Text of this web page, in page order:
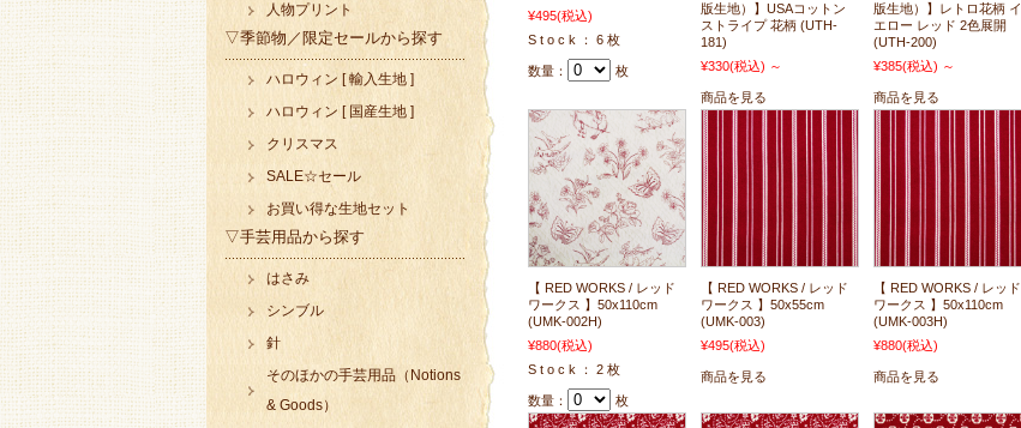
¥495(税込)
S t o c k ： 6 枚
数量： 枚
版生地）】USAコットン
ストライプ 花柄 (UTH-
181)
¥330(税込) ～
商品を見る
版生地）】レトロ花柄 イ
エロー レッド 2色展開
(UTH-200)
¥385(税込) ～
商品を見る
【 RED WORKS / レッド
ワークス 】50x110cm
(UMK-002H)
¥880(税込)
S t o c k ： 2 枚
数量： 枚
【 RED WORKS / レッド
ワークス 】50x55cm
(UMK-003)
¥495(税込)
商品を見る
【 RED WORKS / レッド
ワークス 】50x110cm
(UMK-003H)
¥880(税込)
商品を見る
人物プリント
▽季節物／限定セールから探す
ハロウィン [ 輸入生地 ]
ハロウィン [ 国産生地 ]
クリスマス
SALE☆セール
お買い得な生地セット
▽手芸用品から探す
はさみ
シンブル
針
そのほかの手芸用品（Notions
& Goods）